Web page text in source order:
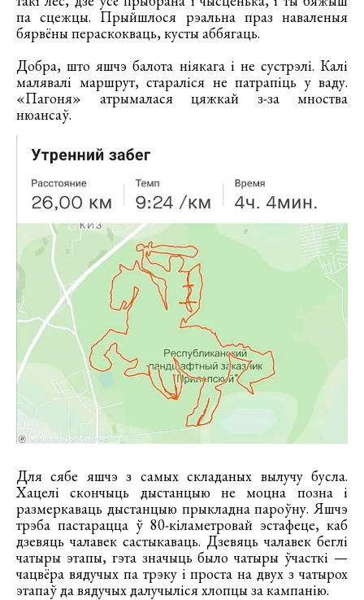
па сцежцы. Прыйшлося рэальна праз наваленыя
бярвёны пераскокваць, кусты аббягаць.
Добра, што яшчэ балота ніякага і не сустрэлі. Калі
малявалі маршрут, стараліся не патрапіць у ваду.
«Пагоня» атрымалася цяжкай з-за мноства
нюансаў.
Для сябе яшчэ з самых складаных вылучу бусла.
Хацелі скончыць дыстанцыю не моцна позна і
размеркаваць дыстанцыю прыкладна пароўну. Яшчэ
трэба пастарацца ў 80-кіламетровай эстафеце, каб
дзевяць чалавек састыкаваць. Дзевяць чалавек беглі
чатыры этапы, гэта значыць было чатыры ўчасткі —
чацвёра вядучых па трэку і проста на двух з чатырох
этапаў да вядучых далучыліся хлопцы за кампанію.